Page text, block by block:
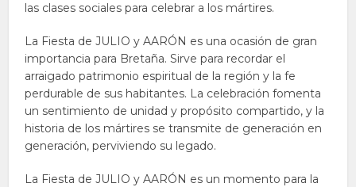
las clases sociales para celebrar a los mártires.
La Fiesta de JULIO y AARÓN es una ocasión de gran
importancia para Bretaña. Sirve para recordar el
arraigado patrimonio espiritual de la región y la fe
perdurable de sus habitantes. La celebración fomenta
un sentimiento de unidad y propósito compartido, y la
historia de los mártires se transmite de generación en
generación, perviviendo su legado.
La Fiesta de JULIO y AARÓN es un momento para la